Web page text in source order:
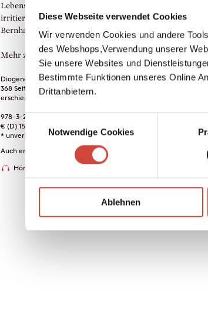
Diese Webseite verwendet Cookies
Wir verwenden Cookies und andere
des Webshops,Verwendung unserer
Sie unsere Websites und
Bestimmte Funktionen unseres Online
Drittanbietern.
Einwilligungsauswahl
Notwendige Cookies
Ablehnen
Lebenslügen nicht zu bewältigen ist? Sieben
irritierend-bewegende Geschichten von
Bernhard Schlink.
Mehr zum Inhalt
Diogenes Deluxe
368 Seiten
erschienen am 25. Juni 2014
978-3-257-26115-8
€ (D) 15.00 / sFr 20.00* / € (A) 15.50
* unverb. Preisempfehlung
Auch erhältlich als
Hörprobe